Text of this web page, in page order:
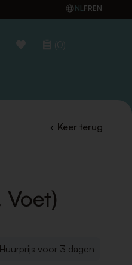
NLFREN
(0)
Keer terug
Huurprijs voor 3 dagen